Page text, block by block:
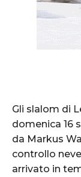
Gli slalom di
domenica 16
da Markus
controllo
arrivato in